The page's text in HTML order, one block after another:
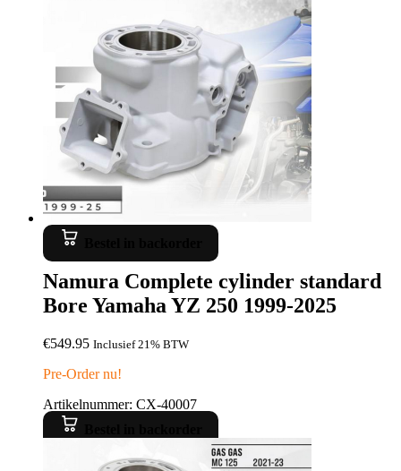
Namura Complete cylinder standard
Bore Yamaha YZ 250 1999-2025
€549.95 Inclusief 21% BTW
Pre-Order nu!
Artikelnummer: CX-40007